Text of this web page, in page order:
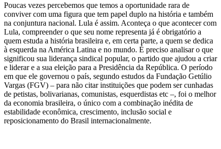
Poucas vezes percebemos que temos a oportunidade rara de
conviver com uma figura que tem papel duplo na história e também
na conjuntura nacional. Lula é assim. Aconteça o que acontecer com
Lula, compreender o que seu nome representa já é obrigatório a
quem estuda a história brasileira e, em certa parte, a quem se dedica
à esquerda na América Latina e no mundo. É preciso analisar o que
significou sua liderança sindical popular, o partido que ajudou a criar
e liderar e a sua eleição para a Presidência da República. O período
em que ele governou o país, segundo estudos da Fundação Getúlio
Vargas (FGV) – para não citar instituições que podem ser cunhadas
de petistas, bolivarianas, comunistas, esquerdistas etc –, foi o melhor
da economia brasileira, o único com a combinação inédita de
estabilidade econômica, crescimento, inclusão social e
reposicionamento do Brasil internacionalmente.